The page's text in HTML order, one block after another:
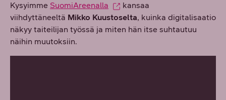
Kysyimme SuomiAreenalla
kansaa
viihdyttäneeltä Mikko Kuustoselta, kuinka digitalisaatio
näkyy taiteilijan työssä ja miten hän itse suhtautuu
näihin muutoksiin.